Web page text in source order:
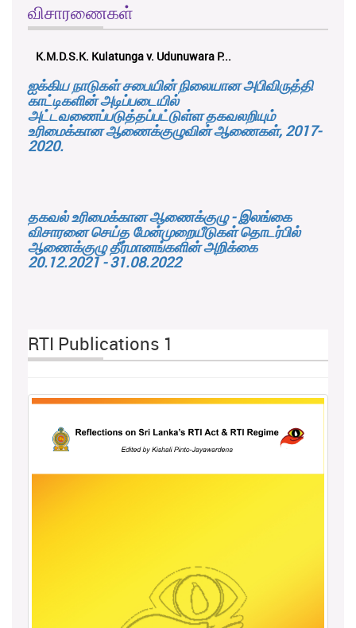
விசாரணைகள்
K.M.D.S.K. Kulatunga v. Udunuwara P...
ஐக்கிய நாடுகள் சபையின் நிலையான அபிவிருத்தி
காட்டிகளின் அடிப்படையில்
அட்டவணைப்படுத்தப்பட்டுள்ள தகவலறியும்
உரிமைக்கான ஆணைக்குழுவின் ஆணைகள், 2017-
2020.
தகவல் உரிமைக்கான ஆணைக்குழு - இலங்கை
விசாரனை செய்த மேன்முறையீடுகள் தொடர்பில்
ஆணைக்குழு தீர்மானங்களின் அறிக்கை
20.12.2021 - 31.08.2022
RTI Publications 1